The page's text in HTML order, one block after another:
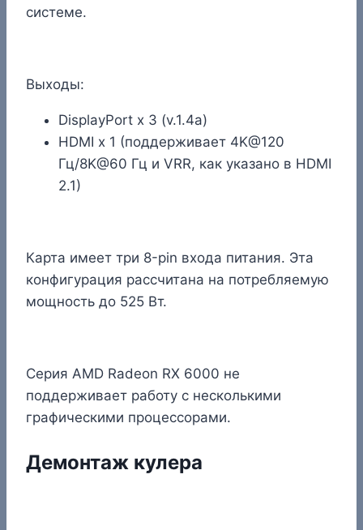
системе.
Выходы:
DisplayPort x 3 (v.1.4a)
HDMI x 1 (поддерживает 4K@120
Гц/8K@60 Гц и VRR, как указано в HDMI
2.1)
Карта имеет три 8-pin входа питания. Эта
конфигурация рассчитана на потребляемую
мощность до 525 Вт.
Серия AMD Radeon RX 6000 не
поддерживает работу с несколькими
графическими процессорами.
Демонтаж кулера